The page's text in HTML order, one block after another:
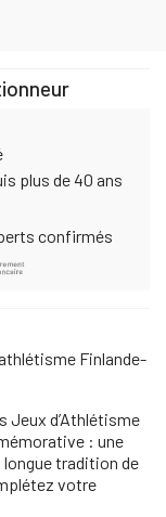
plus de 40 ans
confirmés
Finlande-
Jeux d’Athlétisme
: une
tradition de
votre